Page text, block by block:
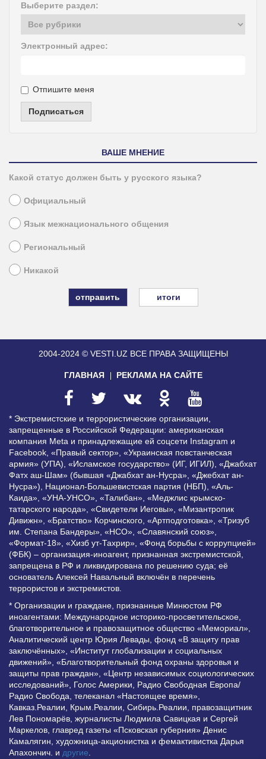
Выберите раздел:
Электронный адрес:
Отпишите меня
Подписаться
ВАШЕ МНЕНИЕ
Какой статус должен быть у русского языка?
Официальный
Язык межнационального общения
Региональный
Никакой
итоги
2004-2024 © VESTI.UZ ВСЕ ПРАВА ЗАЩИЩЕНЫ
ГЛАВНАЯ РЕКЛАМА НА САЙТЕ
* Экстремистские и террористические организации,
запрещенные в Российской Федерации: американская
компания Meta и принадлежащие ей соцсети Instagram и
Facebook, «Правый сектор», «Украинская повстанческая
армия» (УПА), «Исламское государство» (ИГ, ИГИЛ), «Джабхат
Фатх аш-Шам» (бывшая «Джабхат ан-Нусра», «Джебхат ан-
Нусра»), Национал-Большевистская партия (НБП), «Аль-
Каида», «УНА-УНСО», «Талибан», «Меджлис крымско-
татарского народа», «Свидетели Иеговы», «Мизантропик
Дивижн», «Братство» Корчинского, «Артподготовка», «Тризуб
им. Степана Бандеры», «НСО», «Славянский союз»,
«Формат-18», «Хизб ут-Тахрир», «Фонд борьбы с коррупцией»
(ФБК) – организация-иноагент, признанная экстремистской,
запрещена в РФ и ликвидирована по решению суда; её
основатель Алексей Навальный включён в перечень
террористов и экстремистов.
* Организации и граждане, признанные Минюстом РФ
иноагентами: Международное историко-просветительское,
благотворительное и правозащитное общество «Мемориал»,
Аналитический центр Юрия Левады, фонд «В защиту прав
заключённых», «Институт глобализации и социальных
движений», «Благотворительный фонд охраны здоровья и
защиты прав граждан», «Центр независимых социологических
исследований», Голос Америки, Радио Свободная Европа/
Радио Свобода, телеканал «Настоящее время»,
Кавказ.Реалии, Крым.Реалии, Сибирь.Реалии, правозащитник
Лев Пономарёв, журналисты Людмила Савицкая и Сергей
Маркелов, главред газеты «Псковская губерния» Денис
Камалягин, художница-акционистка и фемактивистка Дарья
Апахончич. и другие